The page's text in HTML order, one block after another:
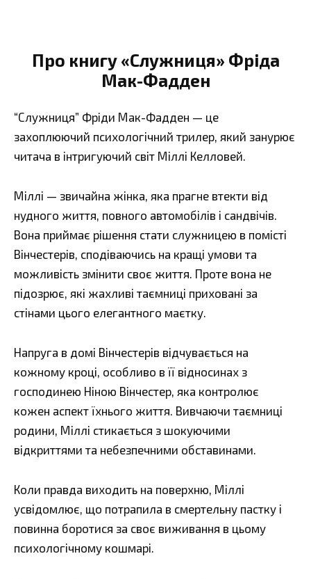
Про книгу «Служниця» Фріда
Мак-Фадден
“Служниця” Фріди Мак-Фадден — це
захоплюючий психологічний трилер, який занурює
читача в інтригуючий світ Міллі Келловей.
Міллі — звичайна жінка, яка прагне втекти від
нудного життя, повного автомобілів і сандвічів.
Вона приймає рішення стати служницею в помісті
Вінчестерів, сподіваючись на кращі умови та
можливість змінити своє життя. Проте вона не
підозрює, які жахливі таємниці приховані за
стінами цього елегантного маєтку.
Напруга в домі Вінчестерів відчувається на
кожному кроці, особливо в її відносинах з
господинею Ніною Вінчестер, яка контролює
кожен аспект їхнього життя. Вивчаючи таємниці
родини, Міллі стикається з шокуючими
відкриттями та небезпечними обставинами.
Коли правда виходить на поверхню, Міллі
усвідомлює, що потрапила в смертельну пастку і
повинна боротися за своє виживання в цьому
психологічному кошмарі.